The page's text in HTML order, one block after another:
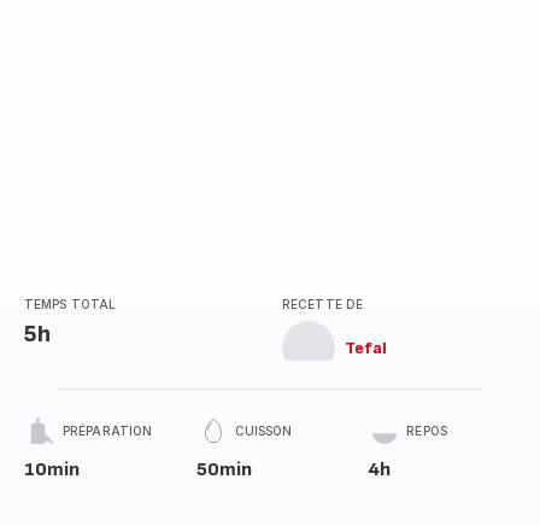
TEMPS TOTAL
5h
RECETTE DE
Tefal
PRÉPARATION
10min
CUISSON
50min
REPOS
4h